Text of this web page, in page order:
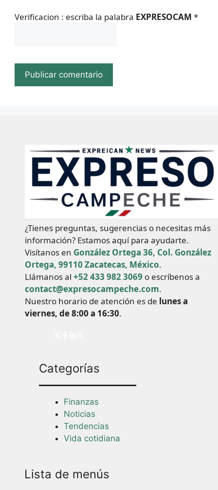
Verificacion : escriba la palabra EXPRESOCAM *
¿Tienes preguntas, sugerencias o necesitas más
información? Estamos aquí para ayudarte.
Visítanos en González Ortega 36, Col. González
Ortega, 99110 Zacatecas, México.
Llámanos al +52 433 982 3069 o escríbenos a
contact@expresocampeche.com.
Nuestro horario de atención es de lunes a
viernes, de 8:00 a 16:30.
Categorías
Finanzas
Noticias
Tendencias
Vida cotidiana
Lista de menús